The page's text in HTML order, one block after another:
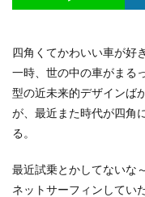
四角くてかわいい車が好き
一時、世の中の車がまる
型の近未来的デザインば
が、最近また時代が四角
る。
最近試乗とかしてないな
ネットサーフィンしてい